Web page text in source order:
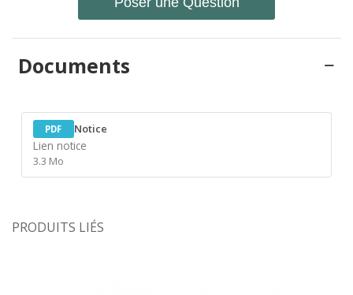
Documents
PDF Notice
Lien notice
3.3 Mo
PRODUITS LIÉS